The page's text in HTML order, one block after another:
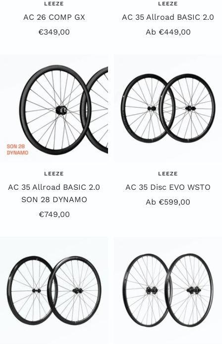
LEEZE
AC 26 COMP GX
Angebotspreis
€349,00
LEEZE
AC 35 Allroad BASIC 2.0
Angebotspreis
Ab €449,00
LEEZE
AC 35 Allroad BASIC 2.0
SON 28 DYNAMO
Angebotspreis
€749,00
LEEZE
AC 35 Disc EVO WSTO
Angebotspreis
Ab €599,00